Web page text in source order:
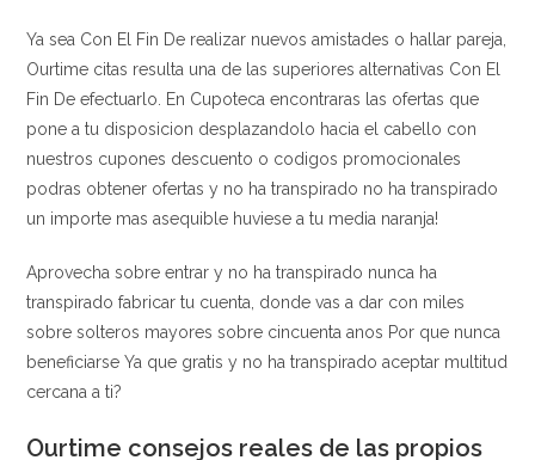
Ya sea Con El Fin De realizar nuevos amistades o hallar pareja,
Ourtime citas resulta una de las superiores alternativas Con El
Fin De efectuarlo. En Cupoteca encontraras las ofertas que
pone a tu disposicion desplazandolo hacia el cabello con
nuestros cupones descuento o codigos promocionales
podras obtener ofertas y no ha transpirado no ha transpirado
un importe mas asequible huviese a tu media naranja!
Aprovecha sobre entrar y no ha transpirado nunca ha
transpirado fabricar tu cuenta, donde vas a dar con miles
sobre solteros mayores sobre cincuenta anos Por que nunca
beneficiarse Ya que gratis y no ha transpirado aceptar multitud
cercana a ti?
Ourtime consejos reales de las propios